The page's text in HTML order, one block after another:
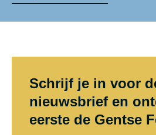
Schrijf je in voor
nieuwsbrief en
eerste de Gentse